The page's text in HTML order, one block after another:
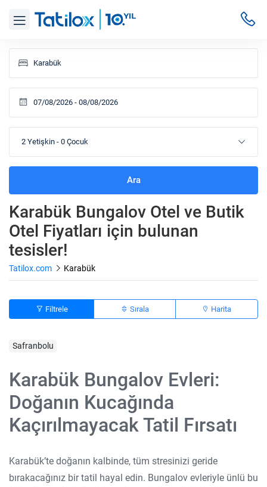
2 Yetişkin - 0 Çocuk
Ara
Karabük Bungalov Otel ve Butik
Otel Fiyatları için bulunan
tesisler!
Tatilox.com Karabük
Filtrele Sırala Harita
Safranbolu
Karabük Bungalov Evleri:
Doğanın Kucağında
Kaçırılmayacak Tatil Fırsatı
Karabük’te doğanın kalbinde, tüm stresinizi geride
bırakacağınız bir tatil hayal edin. Bungalov evleriyle ünlü bu